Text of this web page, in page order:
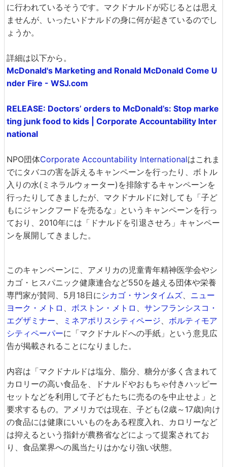
に行われているそうです。マクドナルドが応じるとは思え
ませんが、いったいドナルドの身に何が起きているのでし
ょうか。
詳細は以下から。
McDonald's Marketing and Ronald McDonald Come U
nder Fire - WSJ.com
RELEASE: Doctors’ orders to McDonald’s: Stop marke
ting junk food to kids | Corporate Accountability Inter
national
NPO団体Corporate Accountability Internationalはこれま
でにタバコの害を訴えるキャンペーンを行ったり、ボトル
入りの水(ミネラルウォーター)を排除するキャンペーンを
行ったりしてきましたが、マクドナルドに対しても「子ど
もにジャンクフードを売るな」というキャンペーンを行っ
ており、2010年には「ドナルドを引退させろ」キャンペー
ンを展開してきました。
このキャンペーンに、アメリカの児童青年精神医学会やシ
カゴ・ヒスパニック健康連合など550を越える団体や栄養
専門家が賛同、5月18日にシカゴ・サンタイムズ、 ニュー
ヨーク・メトロ 、 ボストン・メトロ 、 サンフランシスコ・
エグザミナー、 ミネアポリスシティページ、 ボルティモア
シティペーパーに「マクドナルドへの手紙」という意見広
告が掲載されることになりました。
内容は「マクドナルドは塩分、脂分、糖分が多く含まれて
カロリーの高い食品を、ドナルドやおもちゃ付きハッピー
セットなどを利用して子どもたちに売るのを中止せよ」と
要求するもの。アメリカでは現在、子ども(2歳～17歳)向け
の食品には健康にいいものをある程度入れ、カロリーなど
は抑えるという指針が農務省などによって提案されてお
り、食品業界への風当たりはかなり強い状態。